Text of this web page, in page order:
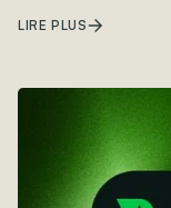
LIRE PLUS